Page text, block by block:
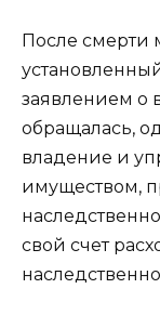
После смерти
заявлением о
обращалась,
владение и
имуществом,
свой счет